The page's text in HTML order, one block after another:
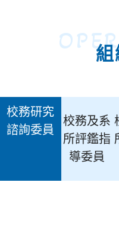
組
校務研究
諮詢委員
校務及系
所評鑑指
導委員